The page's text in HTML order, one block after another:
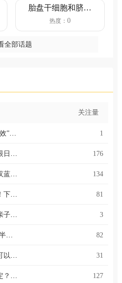
胎盘干细胞和脐带
血有必要保存吗
热度： 0
全部话题
关注量
重庆一纸“亲子鉴定无效”之法，毁了国人骨子里的千年“坦荡”！ 1
176
优质赛道龙头股（武汉蓝沙亲子鉴定在哪里聚焦六大热门赛道，300候选品牌角逐高品质消费百强） 134
官宣！武汉人注意了！下周三起，这项重要检查将免费 81
好消息！司法和医学亲子鉴定，威海都能做啦 3
“爷孙”别离：养了3年半，亲子鉴定无血缘关系，一次冲动后孩子被送走 82
31
127